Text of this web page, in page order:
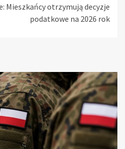
Mieszkańcy otrzymują decyzje
podatkowe na 2026 rok